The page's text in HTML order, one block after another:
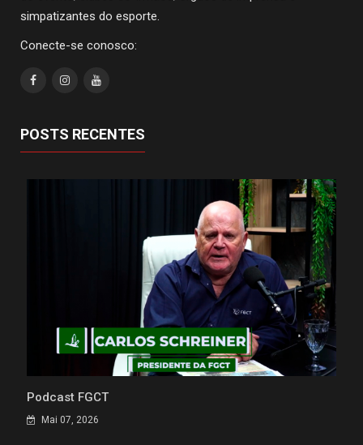
simpatizantes do esporte.
Conecte-se conosco:
POSTS RECENTES
Podcast FGCT
Mai 07, 2026